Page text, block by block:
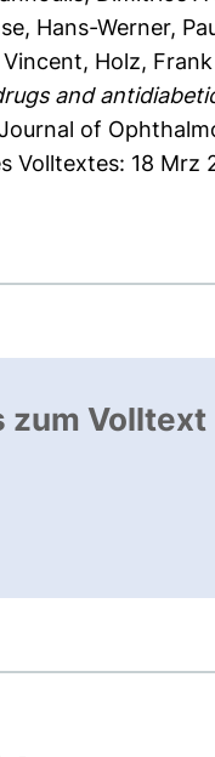
Hans-Werner,
Vincent, Holz,
and
of
Volltextes: 18 Mrz
zum Volltext
neues